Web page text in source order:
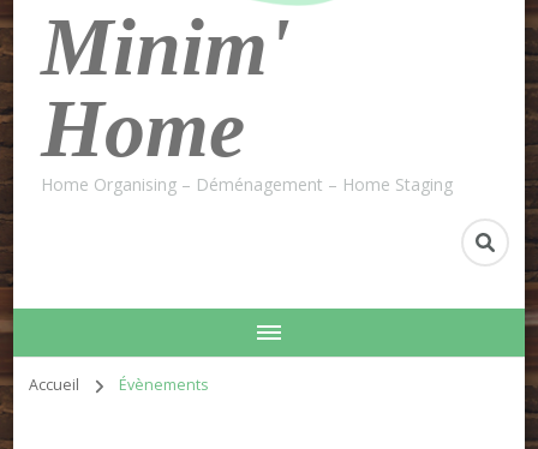
Minim'
Home
Home Organising – Déménagement – Home Staging
Accueil Évènements